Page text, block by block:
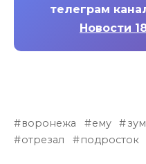
телеграм
Новости
воронежа ему
отрезал
подросток